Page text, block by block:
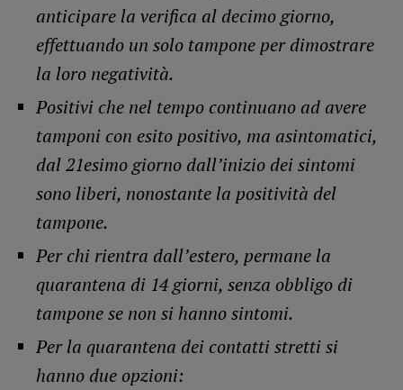
anticipare la verifica al decimo giorno,
effettuando un solo tampone per dimostrare
la loro negatività.
Positivi che nel tempo continuano ad avere
tamponi con esito positivo, ma asintomatici,
dal 21esimo giorno dall’inizio dei sintomi
sono liberi, nonostante la positività del
tampone.
Per chi rientra dall’estero, permane la
quarantena di 14 giorni, senza obbligo di
tampone se non si hanno sintomi.
Per la quarantena dei contatti stretti si
hanno due opzioni: